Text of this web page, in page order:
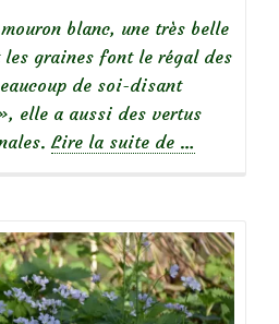
blanc, une très belle
graines font le régal des
de soi-disant
elle a aussi des vertus
Lire la suite de à
:
Stellaire
ou
…